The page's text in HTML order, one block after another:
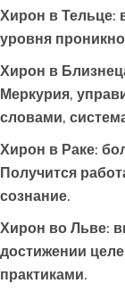
Хирон в Тельце:
уровня
Хирон в
Меркурия,
словами,
Хирон в Раке:
Получится
сознание.
Хирон во Льве:
достижении
практиками.